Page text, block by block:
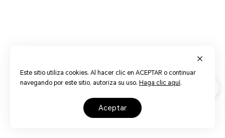
Este sitio utiliza cookies. Al hacer clic en ACEPTAR o continuar
navegando por este sitio, autoriza su uso. Haga clic aquí.
aceptar